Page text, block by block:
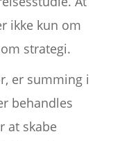
ikke kun om
strategi.
er summing i
behandles
at skabe